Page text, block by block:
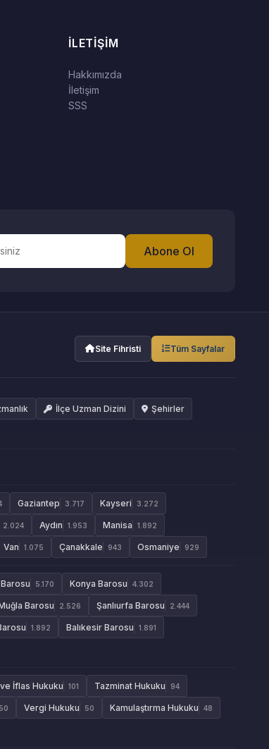
İLETIŞIM
Hakkımızda
İletişim
SSS
Abone Ol
Site Fihristi Tüm Sayfalar
İlçe Uzman Dizini Şehirler
Gaziantep 3.717 Kayseri 3.272
2.024 Aydın 1.953 Manisa 1.892
Van 1.075 Çanakkale 943 Osmaniye 929
5.170 Konya Barosu 4.302
Barosu 2.526 Şanlıurfa Barosu 2.444
1.892 Balıkesir Barosu 1.891
İflas Hukuku 101 Tazminat Hukuku 94
50 Vergi Hukuku 50 Kamulaştırma Hukuku 48